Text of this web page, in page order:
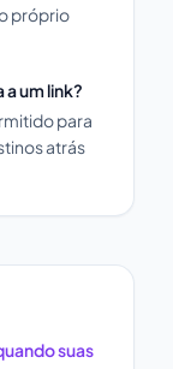
próprio
um link?
para
atrás
suas